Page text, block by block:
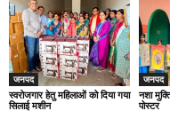
जनपद
स्वरोजगार हेतु महिलाओं को दिया गया
सिलाई मशीन
जनपद
नशा
पोस्टर